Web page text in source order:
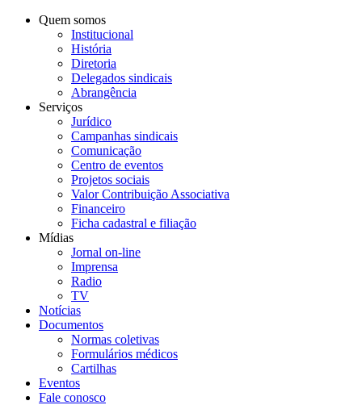
Quem somos
Institucional
História
Diretoria
Delegados sindicais
Abrangência
Serviços
Jurídico
Campanhas sindicais
Comunicação
Centro de eventos
Projetos sociais
Valor Contribuição Associativa
Financeiro
Ficha cadastral e filiação
Mídias
Jornal on-line
Imprensa
Radio
TV
Notícias
Documentos
Normas coletivas
Formulários médicos
Cartilhas
Eventos
Fale conosco